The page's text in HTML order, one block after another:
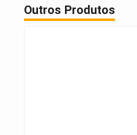
Outros Produtos